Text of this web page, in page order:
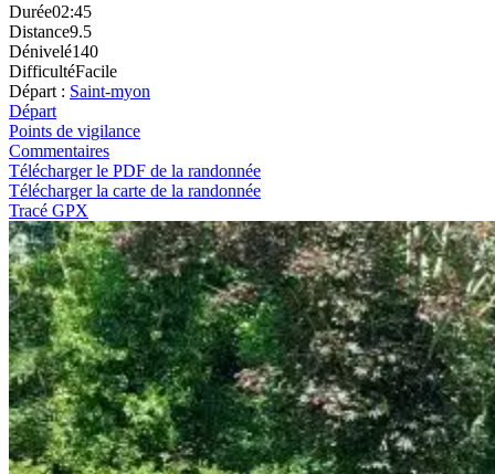
Durée02:45
Distance9.5
Dénivelé140
DifficultéFacile
Départ : Saint-myon
Départ
Points de vigilance
Commentaires
Télécharger le PDF de la randonnée
Télécharger la carte de la randonnée
Tracé GPX